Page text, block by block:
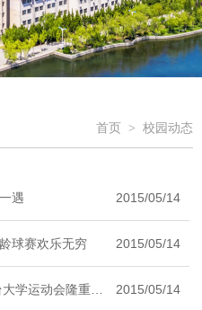
首页 > 校园动态
遇 2015/05/14
球赛欢乐无穷 2015/05/14
运动会隆重开幕 2015/05/14